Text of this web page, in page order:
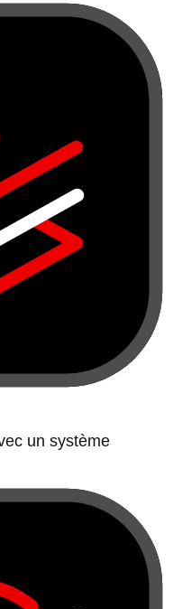
un système